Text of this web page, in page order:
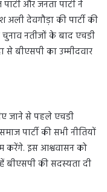
और जनता पार्टी ने
देवगौड़ा की पार्टी की
नतीजों के बाद एचडी
से बीएसपी का उम्मीदवार
जाने से पहले एचडी
पार्टी की सभी नीतियों
करेंगे. इस आश्ववासन को
बीएसपी की सदस्यता दी